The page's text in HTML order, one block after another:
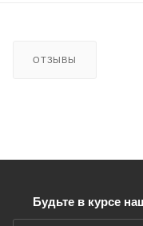
ОТЗЫВЫ
Будьте в курсе